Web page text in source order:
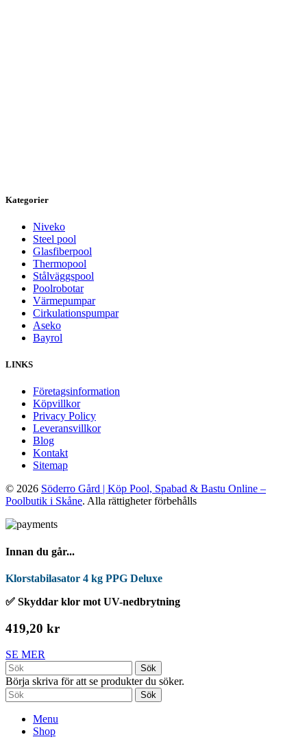
Kategorier
Niveko
Steel pool
Glasfiberpool
Thermopool
Stålväggspool
Poolrobotar
Värmepumpar
Cirkulationspumpar
Aseko
Bayrol
LINKS
Företagsinformation
Köpvillkor
Privacy Policy
Leveransvillkor
Blog
Kontakt
Sitemap
© 2026 Söderro Gård | Köp Pool, Spabad & Bastu Online –
Poolbutik i Skåne. Alla rättigheter förbehålls
Innan du går...
Klorstabilasator 4 kg PPG Deluxe
✅ Skyddar klor mot UV-nedbrytning
419,20 kr
SE MER
Sök
Börja skriva för att se produkter du söker.
Sök
Menu
Shop